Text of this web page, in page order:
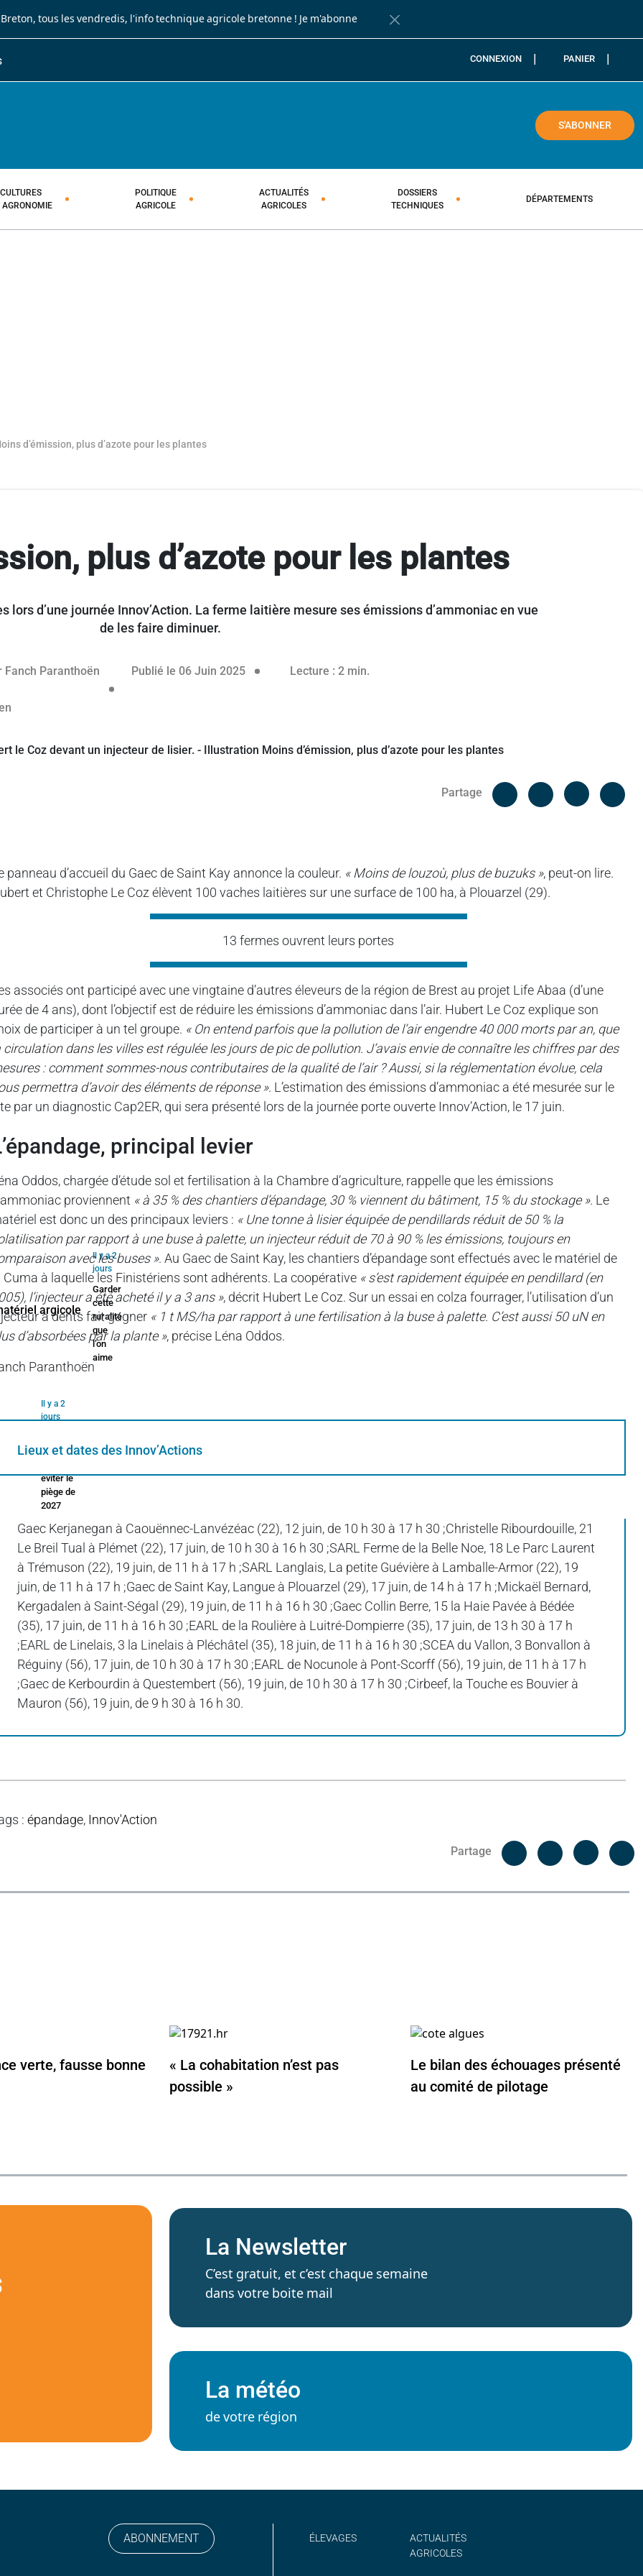
, tous les vendredis, l'info technique agricole bretonne ! Je m'abonne
Fermer la barre de notification
CONNEXION PANIER
S'ABONNER
CULTURES
AGRONOMIE
POLITIQUE
AGRICOLE
ACTUALITÉS
AGRICOLES
DOSSIERS
TECHNIQUES
DÉPARTEMENTS
d’émission, plus d’azote pour les plantes
plus d’azote pour les plantes
lors d’une journée Innov’Action. La ferme laitière mesure ses émissions d’ammoniac en vue
de les faire diminuer.
Fanch Paranthoën Publié le 06 Juin 202506 juin 2025Lecture : 2 min.
Partage
Facebook
panneau d’accueil du Gaec de Saint Kay annonce la couleur. « Moins de louzoù, plus de buzuks », peut-on lire.
et Christophe Le Coz élèvent 100 vaches laitières sur une surface de 100 ha, à Plouarzel (29).
13 fermes ouvrent leurs portes
associés ont participé avec une vingtaine d’autres éleveurs de la région de Brest au projet Life Abaa (d’une
de 4 ans), dont l’objectif est de réduire les émissions d’ammoniac dans l’air. Hubert Le Coz explique son
de participer à un tel groupe. « On entend parfois que la pollution de l’air engendre 40 000 morts par an, que
circulation dans les villes est régulée les jours de pic de pollution. J’avais envie de connaître les chiffres par des
: comment sommes-nous contributaires de la qualité de l’air ? Aussi, si la réglementation évolue, cela
permettra d’avoir des éléments de réponse ». L’estimation des émissions d’ammoniac a été mesurée sur le
par un diagnostic Cap2ER, qui sera présenté lors de la journée porte ouverte Innov’Action, le 17 juin.
l’épandage, principal levier
Oddos, chargée d’étude sol et fertilisation à la Chambre d’agriculture, rappelle que les émissions
proviennent « à 35 % des chantiers d’épandage, 30 % viennent du bâtiment, 15 % du stockage ». Le
est donc un des principaux leviers : « Une tonne à lisier équipée de pendillards réduit de 50 % la
par rapport à une buse à palette, un injecteur réduit de 70 à 90 % les émissions, toujours en
avec les buses ». Au Gaec de Saint Kay, les chantiers d’épandage sont effectués avec le matériel de
Cuma à laquelle les Finistériens sont adhérents. La coopérative « s’est rapidement équipée en pendillard (en
l’injecteur a été acheté il y a 3 ans », décrit Hubert Le Coz. Sur un essai en colza fourrager, l’utilisation d’un
à dents fait gagner « 1 t MS/ha par rapport à une fertilisation à la buse à palette. C’est aussi 50 uN en
d’absorbées par la plante », précise Léna Oddos.
Paranthoën
Lieux et dates des Innov’Actions
Gaec Kerjanegan à Caouënnec-Lanvézéac (22), 12 juin, de 10 h 30 à 17 h 30 ;Christelle Ribourdouille, 21
Le Breil Tual à Plémet (22), 17 juin, de 10 h 30 à 16 h 30 ;SARL Ferme de la Belle Noe, 18 Le Parc Laurent
à Trémuson (22), 19 juin, de 11 h à 17 h ;SARL Langlais, La petite Guévière à Lamballe-Armor (22), 19
juin, de 11 h à 17 h ;Gaec de Saint Kay, Langue à Plouarzel (29), 17 juin, de 14 h à 17 h ;Mickaël Bernard,
Kergadalen à Saint-Ségal (29), 19 juin, de 11 h à 16 h 30 ;Gaec Collin Berre, 15 la Haie Pavée à Bédée
(35), 17 juin, de 11 h à 16 h 30 ;EARL de la Roulière à Luitré-Dompierre (35), 17 juin, de 13 h 30 à 17 h
;EARL de Linelais, 3 la Linelais à Pléchâtel (35), 18 juin, de 11 h à 16 h 30 ;SCEA du Vallon, 3 Bonvallon à
Réguiny (56), 17 juin, de 10 h 30 à 17 h 30 ;EARL de Nocunole à Pont-Scorff (56), 19 juin, de 11 h à 17 h
;Gaec de Kerbourdin à Questembert (56), 19 juin, de 10 h 30 à 17 h 30 ;Cirbeef, la Touche es Bouvier à
Mauron (56), 19 juin, de 9 h 30 à 16 h 30.
:épandage, Innov'Action
Partage
Facebook
Il y a 2
jours
Garder
cette
ruralité
que
l’on
aime
Il y a 2
jours
emploi-
éviter le
piège de
2027
Il y a 2 jours
Technique
rime avec
économique
verte, fausse bonne
« La cohabitation n’est pas
possible »
Le bilan des échouages présenté
au comité de pilotage
La Newsletter
C’est gratuit, et c’est chaque semaine
dans votre boite mail
La météo
de votre région
ABONNEMENT ÉLEVAGES
ACTUALITÉS
AGRICOLES